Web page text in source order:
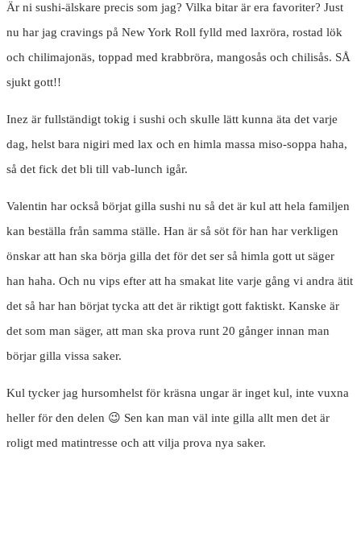
Är ni sushi-älskare precis som jag? Vilka bitar är era favoriter? Just
nu har jag cravings på New York Roll fylld med laxröra, rostad lök
och chilimajonäs, toppad med krabbröra, mangosås och chilisås. SÅ
sjukt gott!!
Inez är fullständigt tokig i sushi och skulle lätt kunna äta det varje
dag, helst bara nigiri med lax och en himla massa miso-soppa haha,
så det fick det bli till vab-lunch igår.
Valentin har också börjat gilla sushi nu så det är kul att hela familjen
kan beställa från samma ställe. Han är så söt för han har verkligen
önskar att han ska börja gilla det för det ser så himla gott ut säger
han haha. Och nu vips efter att ha smakat lite varje gång vi andra ätit
det så har han börjat tycka att det är riktigt gott faktiskt. Kanske är
det som man säger, att man ska prova runt 20 gånger innan man
börjar gilla vissa saker.
Kul tycker jag hursomhelst för kräsna ungar är inget kul, inte vuxna
heller för den delen 😉 Sen kan man väl inte gilla allt men det är
roligt med matintresse och att vilja prova nya saker.